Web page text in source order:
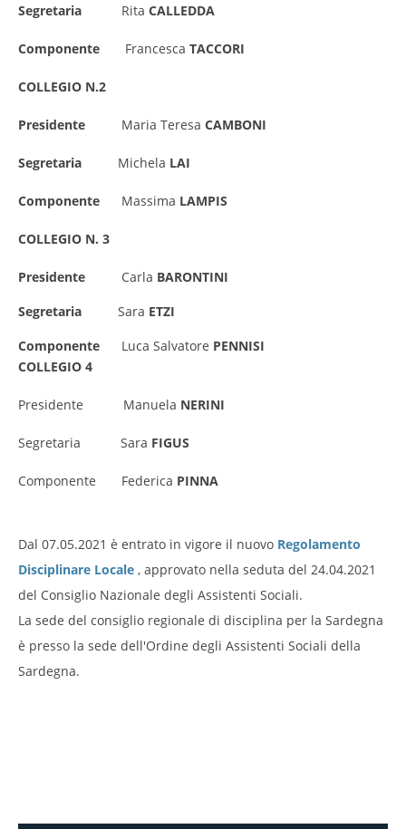
Segretaria Rita CALLEDDA
Componente Francesca TACCORI
COLLEGIO N.2
Presidente Maria Teresa CAMBONI
Segretaria Michela LAI
Componente Massima LAMPIS
COLLEGIO N. 3
Presidente Carla BARONTINI
Segretaria Sara ETZI
Componente
Luca Salvatore PENNISI
COLLEGIO 4
Presidente Manuela NERINI
Segretaria Sara FIGUS
Componente Federica PINNA
Dal 07.05.2021 è entrato in vigore il nuovo Regolamento
Disciplinare Locale , approvato nella seduta del 24.04.2021
del Consiglio Nazionale degli Assistenti Sociali.
La sede del consiglio regionale di disciplina per la Sardegna
è presso la sede dell'Ordine degli Assistenti Sociali della
Sardegna.